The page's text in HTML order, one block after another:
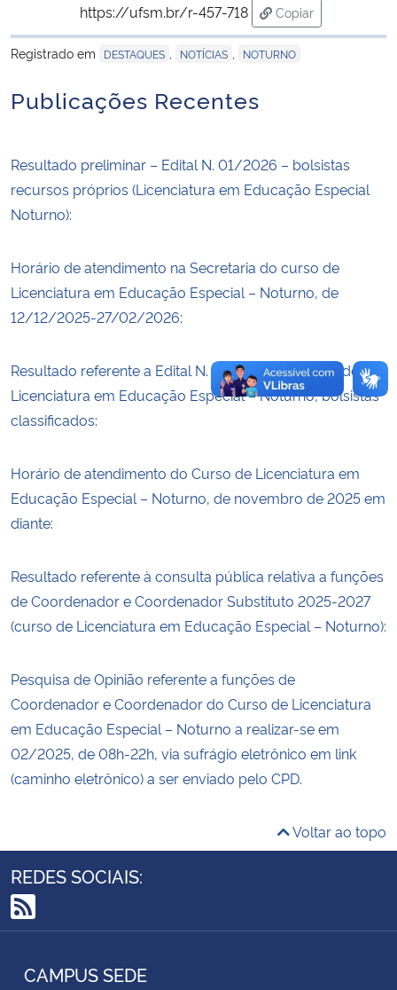
Secretaria de Governo
Banco Central do Brasil
https://ufsm.br/r-457-718
Copiar
para área de
Registrado em
DESTAQUES NOTÍCIAS NOTURNO
Publicações Recentes
Resultado preliminar – Edital N. 01/2026 – bolsistas
recursos próprios (Licenciatura em Educação Especial
Noturno):
Horário de atendimento na Secretaria do curso de
Licenciatura em Educação Especial – Noturno, de
12/12/2025-27/02/2026:
Resultado referente a Edital N. 03/2025, do curso de
Licenciatura em Educação Especial – Noturno, bolsistas
classificados:
Horário de atendimento do Curso de Licenciatura em
Educação Especial – Noturno, de novembro de 2025 em
diante:
Resultado referente à consulta pública relativa a funções
de Coordenador e Coordenador Substituto 2025-2027
(curso de Licenciatura em Educação Especial – Noturno):
Pesquisa de Opinião referente a funções de
Coordenador e Coordenador do Curso de Licenciatura
em Educação Especial – Noturno a realizar-se em
02/2025, de 08h-22h, via sufrágio eletrônico em link
(caminho eletrônico) a ser enviado pelo CPD.
Voltar ao topo
REDES SOCIAIS:
RSS
CAMPUS SEDE